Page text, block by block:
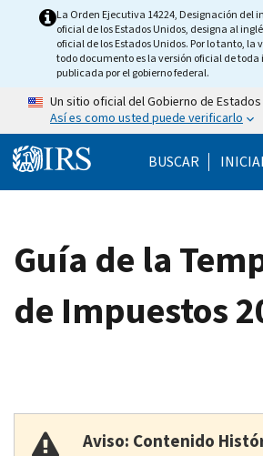
Skip to main content
La Orden Ejecutiva 14224, Designación del
oficial de los Estados Unidos, designa al
oficial de los Estados Unidos. Por lo tanto, la
todo documento es la versión oficial de
publicada por el gobierno federal.
Un sitio oficial del Gobierno de
Así es como usted puede verificarlo
BUSCAR
Guía de la
de Impuestos
Aviso: Contenido